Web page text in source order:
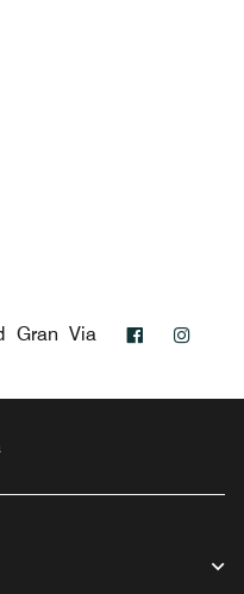
Gran Via Facebook